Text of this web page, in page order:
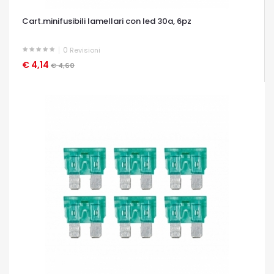
Cart.minifusibili lamellari con led 30a, 6pz
0 Revisioni
€ 4,14 € 4,60
OCCHIATA VELOCE